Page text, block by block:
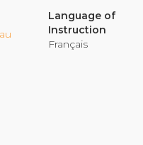
the Inside Out
(CCT™)
& Leadership
Language of
Instruction
Français